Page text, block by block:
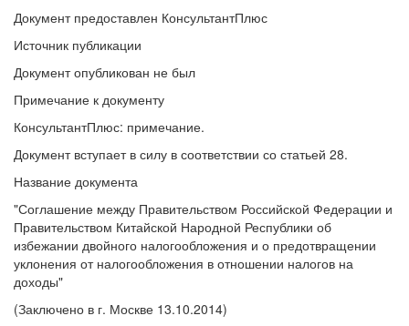
Документ предоставлен КонсультантПлюс
Источник публикации
Документ опубликован не был
Примечание к документу
КонсультантПлюс: примечание.
Документ вступает в силу в соответствии со статьей 28.
Название документа
"Соглашение между Правительством Российской Федерации и
Правительством Китайской Народной Республики об
избежании двойного налогообложения и о предотвращении
уклонения от налогообложения в отношении налогов на
доходы"
(Заключено в г. Москве 13.10.2014)